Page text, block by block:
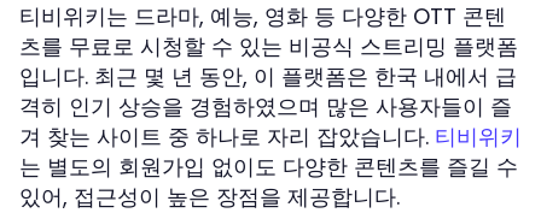
티비위키는 드라마, 예능, 영화 등 다양한 OTT 콘텐
츠를 무료로 시청할 수 있는 비공식 스트리밍 플랫폼
입니다. 최근 몇 년 동안, 이 플랫폼은 한국 내에서 급
격히 인기 상승을 경험하였으며 많은 사용자들이 즐
겨 찾는 사이트 중 하나로 자리 잡았습니다. 티비위키
는 별도의 회원가입 없이도 다양한 콘텐츠를 즐길 수
있어, 접근성이 높은 장점을 제공합니다.